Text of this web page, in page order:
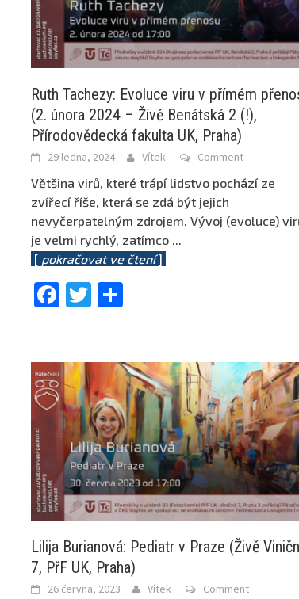
Ruth Tachezy: Evoluce viru v přímém
(2. února 2024 – Živě Benátská 2 (!),
Přírodovědecká fakulta UK, Praha)
29 ledna, 2024 Vítek Comment
Většina virů, které trápí lidstvo pochází ze
zvířecí říše, která se zdá být jejich
nevyčerpatelným zdrojem. Vývoj (evoluce)
je velmi rychlý, zatímco ...
[ pokračovat ve čtení]
Facebook
Twitter
Lilija Burianová: Pediatr v Praze (Živě
7, PřF UK, Praha)
26 června, 2023 Vítek Comment